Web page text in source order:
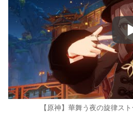
【原神】華舞う夜の旋律ス